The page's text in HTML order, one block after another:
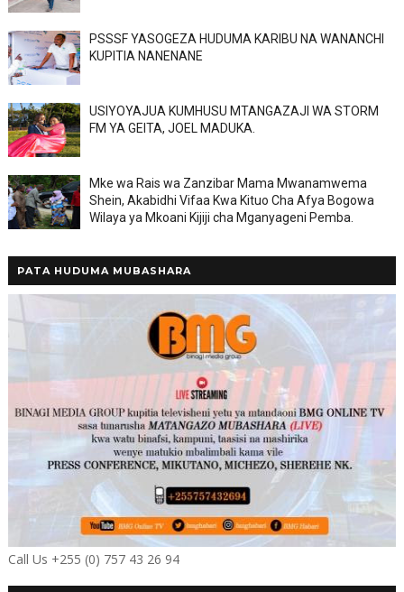
PSSSF YASOGEZA HUDUMA KARIBU NA WANANCHI
KUPITIA NANENANE
USIYOYAJUA KUMHUSU MTANGAZAJI WA STORM
FM YA GEITA, JOEL MADUKA.
Mke wa Rais wa Zanzibar Mama Mwanamwema
Shein, Akabidhi Vifaa Kwa Kituo Cha Afya Bogowa
Wilaya ya Mkoani Kijiji cha Mganyageni Pemba.
PATA HUDUMA MUBASHARA
Call Us +255 (0) 757 43 26 94